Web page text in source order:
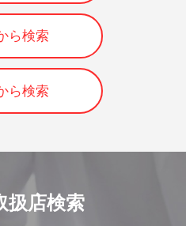
ら検索
ら検索
扱店検索